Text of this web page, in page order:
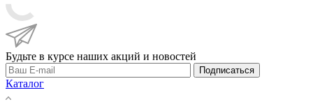
Будьте в курсе наших акций и новостей
Подписаться
Каталог